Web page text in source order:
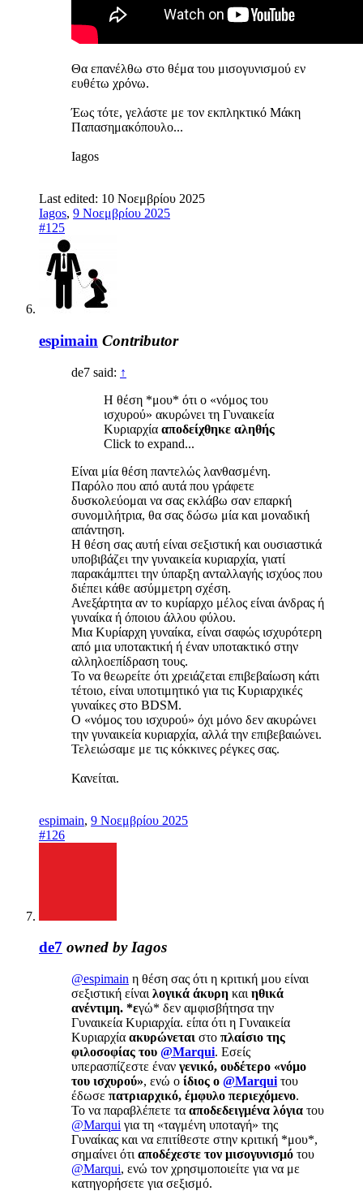
Θα επανέλθω στο θέμα του μισογυνισμού εν
ευθέτω χρόνω.
Έως τότε, γελάστε με τον εκπληκτικό Μάκη
Παπασημακόπουλο...
Iagos
Last edited: 10 Νοεμβρίου 2025
Iagos, 9 Νοεμβρίου 2025
#125
espimain Contributor
de7 said: ↑
Η θέση *μου* ότι ο «νόμος του
ισχυρού» ακυρώνει τη Γυναικεία
Κυριαρχία αποδείχθηκε αληθής
Click to expand...
Είναι μία θέση παντελώς λανθασμένη.
Παρόλο που από αυτά που γράφετε
δυσκολεύομαι να σας εκλάβω σαν επαρκή
συνομιλήτρια, θα σας δώσω μία και μοναδική
απάντηση.
Η θέση σας αυτή είναι σεξιστική και ουσιαστικά
υποβιβάζει την γυναικεία κυριαρχία, γιατί
παρακάμπτει την ύπαρξη ανταλλαγής ισχύος που
διέπει κάθε ασύμμετρη σχέση.
Ανεξάρτητα αν το κυρίαρχο μέλος είναι άνδρας ή
γυναίκα ή όποιου άλλου φύλου.
Μια Κυρίαρχη γυναίκα, είναι σαφώς ισχυρότερη
από μια υποτακτική ή έναν υποτακτικό στην
αλληλοεπίδραση τους.
Το να θεωρείτε ότι χρειάζεται επιβεβαίωση κάτι
τέτοιο, είναι υποτιμητικό για τις Κυριαρχικές
γυναίκες στο BDSM.
Ο «νόμος του ισχυρού» όχι μόνο δεν ακυρώνει
την γυναικεία κυριαρχία, αλλά την επιβεβαιώνει.
Τελειώσαμε με τις κόκκινες ρέγκες σας.
Κανείται.
espimain, 9 Νοεμβρίου 2025
#126
de7 owned by Iagos
@espimain η θέση σας ότι η κριτική μου είναι
σεξιστική είναι λογικά άκυρη και ηθικά
ανέντιμη. *εγώ* δεν αμφισβήτησα την
Γυναικεία Κυριαρχία. είπα ότι η Γυναικεία
Κυριαρχία ακυρώνεται στο πλαίσιο της
φιλοσοφίας του @Marqui. Εσείς
υπερασπίζεστε έναν γενικό, ουδέτερο «νόμο
του ισχυρού», ενώ ο ίδιος ο @Marqui του
έδωσε πατριαρχικό, έμφυλο περιεχόμενο.
Το να παραβλέπετε τα αποδεδειγμένα λόγια του
@Marqui για τη «ταγμένη υποταγή» της
Γυναίκας και να επιτίθεστε στην κριτική *μου*,
σημαίνει ότι αποδέχεστε τον μισογυνισμό του
@Marqui, ενώ τον χρησιμοποιείτε για να με
κατηγορήσετε για σεξισμό.